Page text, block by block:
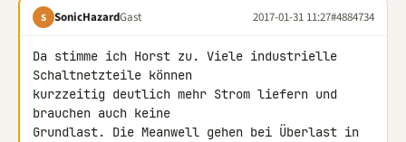
S SonicHazardGast 2017-01-31 11:27#4884734
Da stimme ich Horst zu. Viele industrielle
Schaltnetzteile können
kurzzeitig deutlich mehr Strom liefern und
brauchen auch keine
Grundlast. Die Meanwell gehen bei Überlast in